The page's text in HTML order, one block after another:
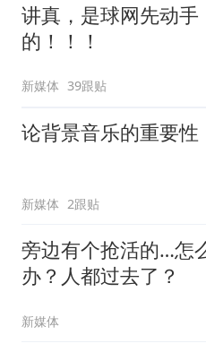
讲真，是球网先动手
的！！！
新媒体 39跟贴
论背景音乐的重要性
新媒体 2跟贴
旁边有个抢活的…怎
办？人都过去了？
新媒体